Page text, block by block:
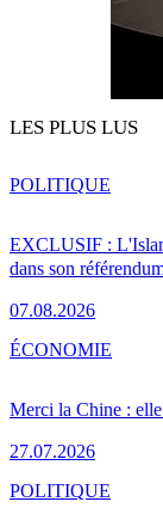
LES PLUS LUS
EXCLUSIF :
dans son
07.08.2026
POLITIQUE
Merci la Chine :
27.07.2026
ÉCONOMIE
POLITIQUE